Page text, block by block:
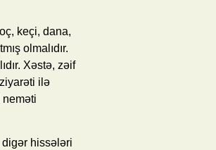
keçi, dana,
olmalıdır.
Xəstə, zəif
ilə
neməti
digər hissələri